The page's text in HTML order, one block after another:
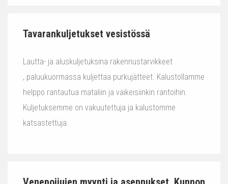
Tavarankuljetukset vesistössä
Lautta- ja aluskuljetuksina rakennustarvikkeet
, paluukuormassa kuljettaa purkujätteet. Kalustollamme
helppo rantautua mataliin ja vaikeisiinkin rantoihin.
Kuljetuksemme on vakuutettuja ja kalustomme
katsastettuja.